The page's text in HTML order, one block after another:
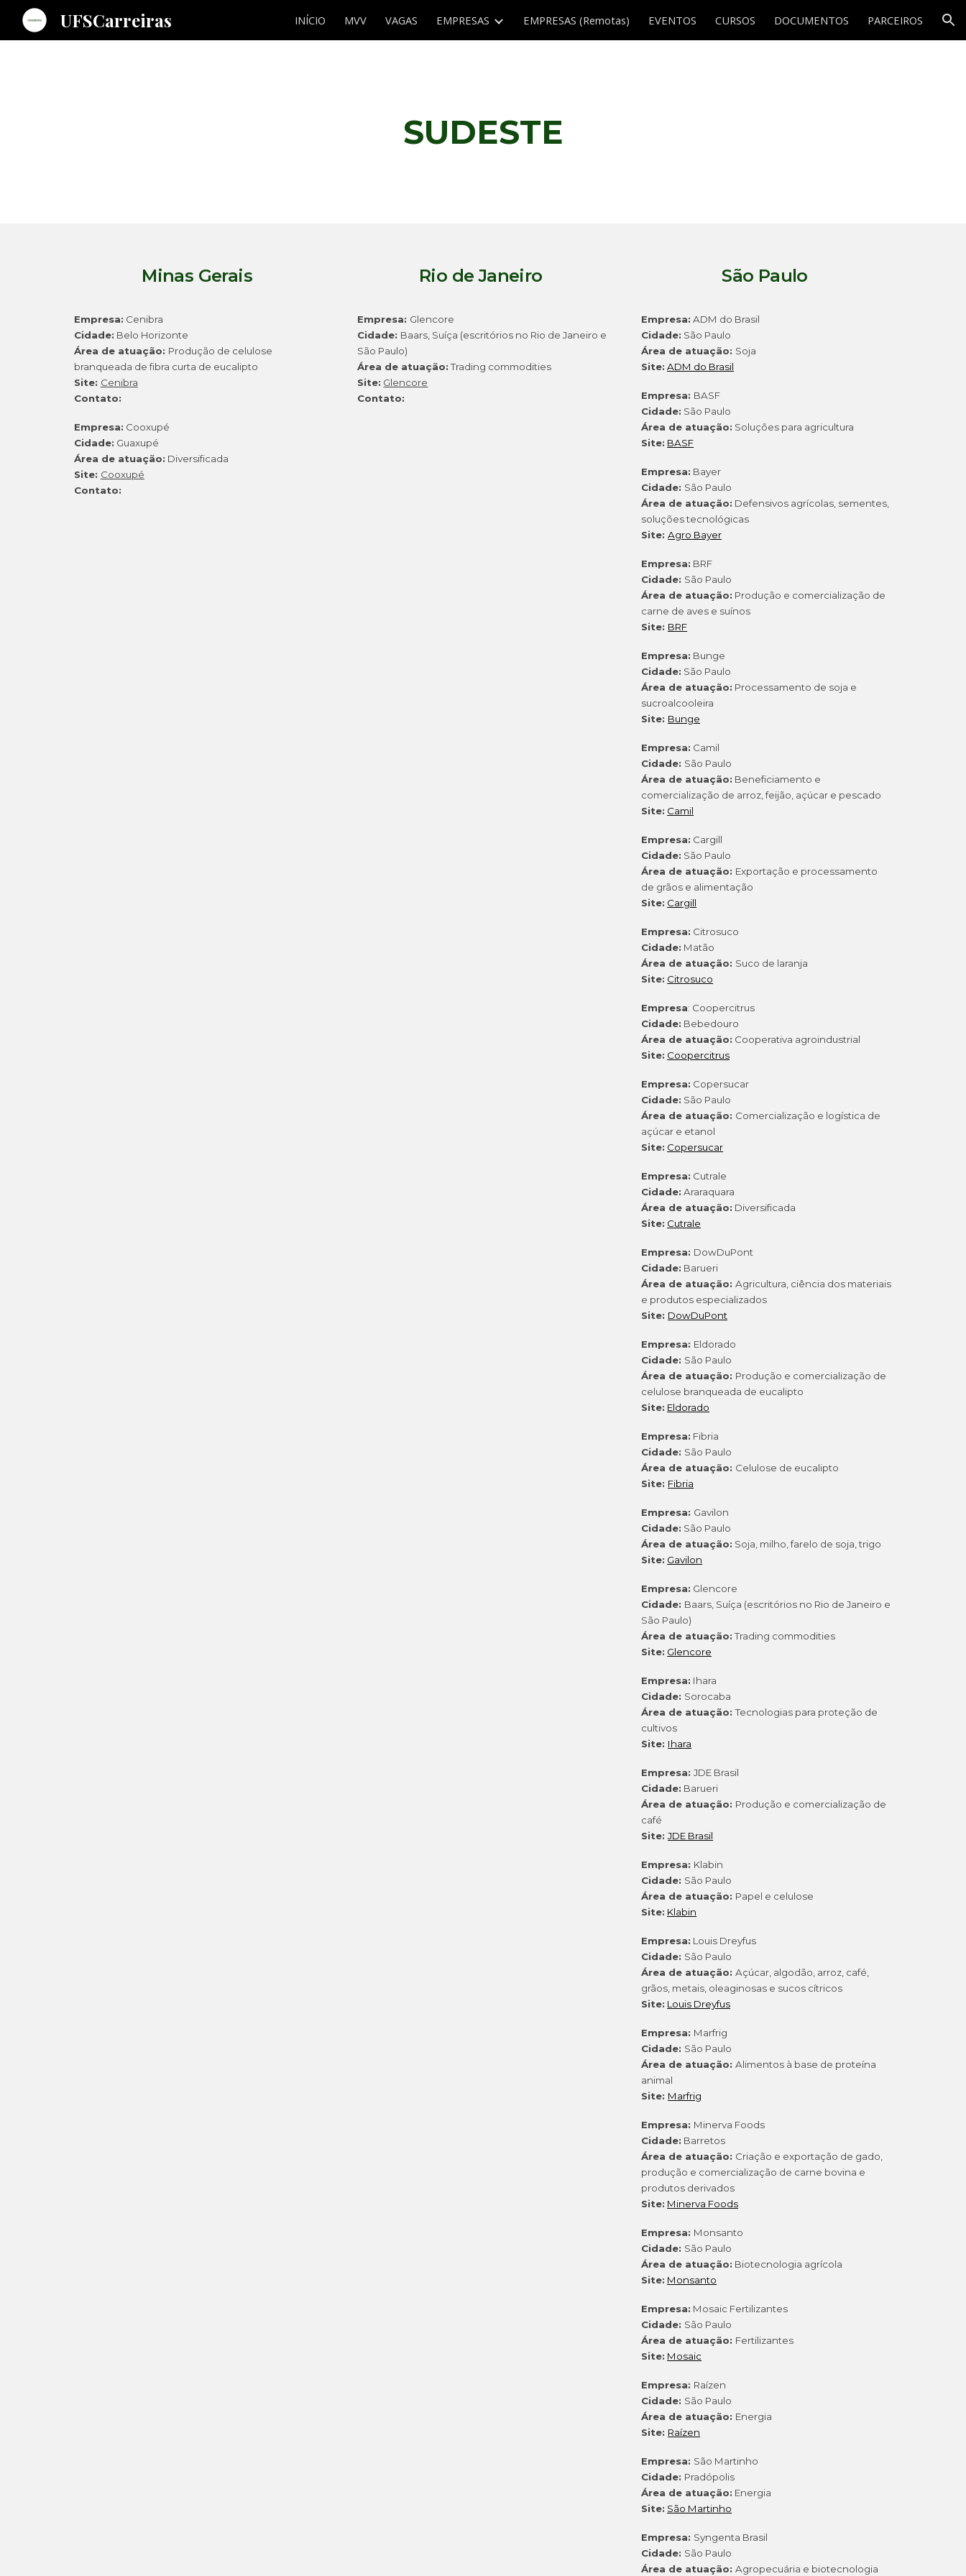
Skip to main content Skip to navigation
UFSCarreiras INÍCIO MVV VAGAS EMPRESAS EMPRESAS (Remotas) EVENTOS CURSOS DOCUMENTOS PARCEIROS
SUDESTE
Minas Gerais
Empresa: Cenibra
Cidade: Belo Horizonte
Área de atuação: Produção de celulose
branqueada de fibra curta de eucalipto
Site: Cenibra
Contato:
Empresa: Cooxupé
Cidade: Guaxupé
Área de atuação: Diversificada
Site: Cooxupé
Contato:
Rio de Janeiro
Empresa: Glencore
Cidade: Baars, Suíça (escritórios no Rio de Janeiro e
São Paulo)
Área de atuação:Trading commodities
Site: Glencore
Contato:
São Paulo
Empresa: ADM do Brasil
Cidade: São Paulo
Área de atuação: Soja
Site: ADM do Brasil
Empresa: BASF
Cidade: São Paulo
Área de atuação: Soluções para agricultura
Site: BASF
Empresa: Bayer
Cidade: São Paulo
Área de atuação: Defensivos agrícolas, sementes,
soluções tecnológicas
Site:Agro Bayer
Empresa: BRF
Cidade: São Paulo
Área de atuação: Produção e comercialização de
carne de aves e suínos
Site: BRF
Empresa: Bunge
Cidade: São Paulo
Área de atuação: Processamento de soja e
sucroalcooleira
Site: Bunge
Empresa: Camil
Cidade: São Paulo
Área de atuação: Beneficiamento e
comercialização de arroz, feijão, açúcar e pescado
Site: Camil
Empresa: Cargill
Cidade: São Paulo
Área de atuação: Exportação e processamento
de grãos e alimentação
Site: Cargill
Empresa: Citrosuco
Cidade: Matão
Área de atuação: Suco de laranja
Site: Citrosuco
Empresa: Coopercitrus
Cidade: Bebedouro
Área de atuação: Cooperativa agroindustrial
Site: Coopercitrus
Empresa: Copersucar
Cidade: São Paulo
Área de atuação: Comercialização e logística de
açúcar e etanol
Site: Copersucar
Empresa: Cutrale
Cidade: Araraquara
Área de atuação: Diversificada
Site: Cutrale
Empresa: DowDuPont
Cidade: Barueri
Área de atuação:Agricultura, ciência dos materiais
e produtos especializados
Site: DowDuPont
Empresa: Eldorado
Cidade: São Paulo
Área de atuação: Produção e comercialização de
celulose branqueada de eucalipto
Site: Eldorado
Empresa: Fibria
Cidade: São Paulo
Área de atuação: Celulose de eucalipto
Site: Fibria
Empresa: Gavilon
Cidade: São Paulo
Área de atuação: Soja, milho, farelo de soja, trigo
Site: Gavilon
Empresa: Glencore
Cidade: Baars, Suíça (escritórios no Rio de Janeiro e
São Paulo)
Área de atuação:Trading commodities
Site: Glencore
Empresa: Ihara
Cidade: Sorocaba
Área de atuação:Tecnologias para proteção de
cultivos
Site: Ihara
Empresa:JDE Brasil
Cidade: Barueri
Área de atuação: Produção e comercialização de
café
Site:JDE Brasil
Empresa: Klabin
Cidade: São Paulo
Área de atuação: Papel e celulose
Site: Klabin
Empresa: Louis Dreyfus
Cidade: São Paulo
Área de atuação:Açúcar, algodão, arroz, café,
grãos, metais, oleaginosas e sucos cítricos
Site: Louis Dreyfus
Empresa: Marfrig
Cidade: São Paulo
Área de atuação:Alimentos à base de proteína
animal
Site: Marfrig
Empresa: Minerva Foods
Cidade: Barretos
Área de atuação: Criação e exportação de gado,
produção e comercialização de carne bovina e
produtos derivados
Site: Minerva Foods
Empresa: Monsanto
Cidade: São Paulo
Área de atuação: Biotecnologia agrícola
Site: Monsanto
Empresa: Mosaic Fertilizantes
Cidade: São Paulo
Área de atuação: Fertilizantes
Site: Mosaic
Empresa: Raízen
Cidade: São Paulo
Área de atuação: Energia
Site: Raízen
Empresa: São Martinho
Cidade: Pradópolis
Área de atuação: Energia
Site: São Martinho
Empresa: Syngenta Brasil
Cidade: São Paulo
Área de atuação:Agropecuária e biotecnologia